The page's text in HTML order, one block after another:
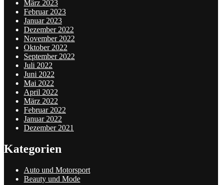
März 2023
Februar 2023
Januar 2023
Dezember 2022
November 2022
Oktober 2022
September 2022
Juli 2022
Juni 2022
Mai 2022
April 2022
März 2022
Februar 2022
Januar 2022
Dezember 2021
Kategorien
Auto und Motorsport
Beauty und Mode